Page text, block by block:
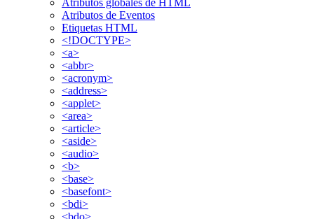
Atributos globales de HTML
Atributos de Eventos
Etiquetas HTML
<!DOCTYPE>
<a>
<abbr>
<acronym>
<address>
<applet>
<area>
<article>
<aside>
<audio>
<b>
<base>
<basefont>
<bdi>
<bdo>